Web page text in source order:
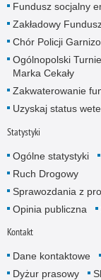
Fundusz socjalny
Zakładowy
Chór Policji
Ogólnopolski
Marka Cekały
Zakwaterowanie
Uzyskaj status
Statystyki
Ogólne statystyki
Ruch Drogowy
Sprawozdania z
Opinia publiczna
Kontakt
Dane kontaktowe
Dyżur prasowy